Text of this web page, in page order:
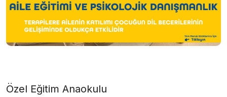
Özel Eğitim Anaokulu